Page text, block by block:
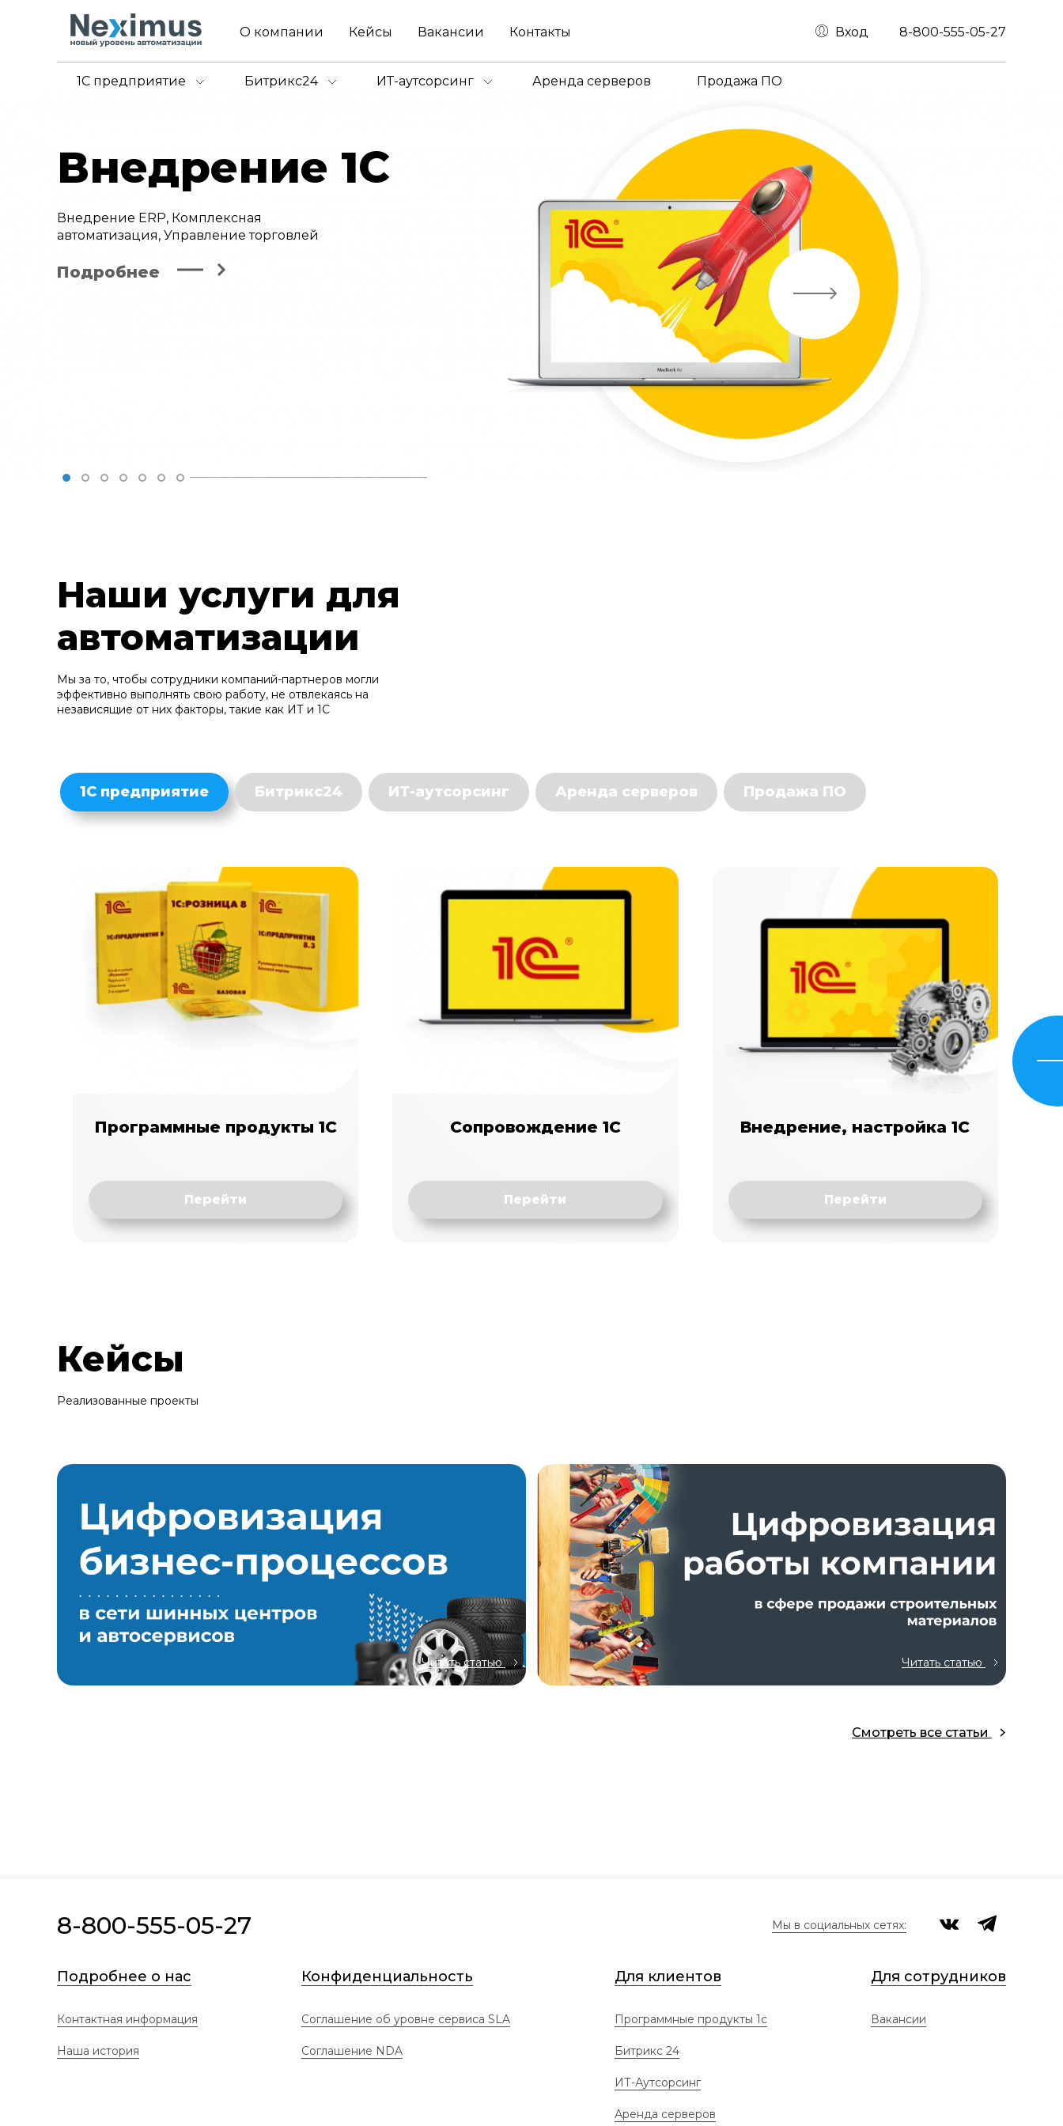
О компании Кейсы Вакансии Контакты Вход 8-800-555-05-27
1С предприятие Битрикс24 ИТ-аутсорсинг Аренда серверов Продажа ПО
Внедрение 1C
Внедрение ERP, Комплексная
автоматизация, Управление торговлей
Подробнее
Наши услуги для
автоматизации
Мы за то, чтобы сотрудники компаний-партнеров могли
эффективно выполнять свою работу, не отвлекаясь на
независящие от них факторы, такие как ИТ и 1С
1С предприятие Битрикс24 ИТ-аутсорсинг Аренда серверов Продажа ПО
Программные продукты 1С
Перейти
Сопровождение 1С
Перейти
Внедрение, настройка 1С
Перейти
Кейсы
Реализованные проекты
Читать статью Читать статью
Смотреть все статьи
8-800-555-05-27 Мы в социальных сетях:
Подробнее о нас
Контактная информация
Наша история
Конфиденциальность
Соглашение об уровне сервиса SLA
Соглашение NDA
Для клиентов
Программные продукты 1с
Битрикс 24
ИТ-Аутсорсинг
Аренда серверов
Для сотрудников
Вакансии